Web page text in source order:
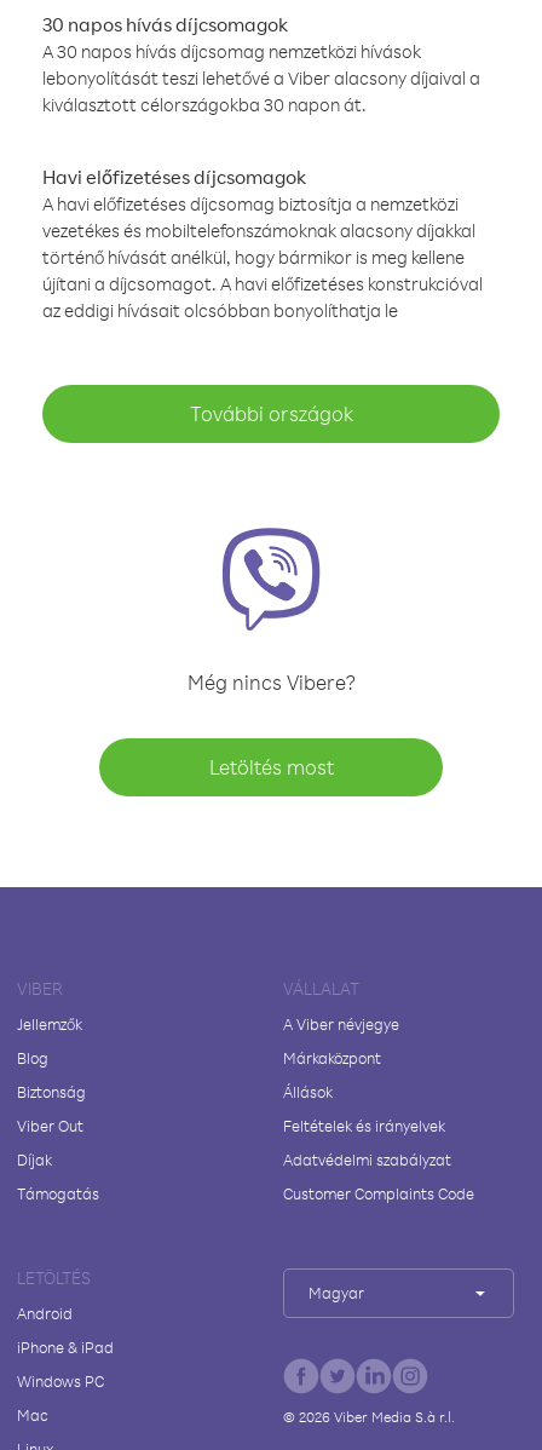
30 napos hívás díjcsomagok
A 30 napos hívás díjcsomag nemzetközi hívások
lebonyolítását teszi lehetővé a Viber alacsony díjaival a
kiválasztott célországokba 30 napon át.
Havi előfizetéses díjcsomagok
A havi előfizetéses díjcsomag biztosítja a nemzetközi
vezetékes és mobiltelefonszámoknak alacsony díjakkal
történő hívását anélkül, hogy bármikor is meg kellene
újítani a díjcsomagot. A havi előfizetéses konstrukcióval
az eddigi hívásait olcsóbban bonyolíthatja le
További országok
Még nincs Vibere?
Letöltés most
VIBER
Jellemzők
Blog
Biztonság
Viber Out
Díjak
Támogatás
VÁLLALAT
A Viber névjegye
Márkaközpont
Állások
Feltételek és irányelvek
Adatvédelmi szabályzat
Customer Complaints Code
LETÖLTÉS
Android
iPhone & iPad
Windows PC
Mac
Magyar
© 2026Viber Media S.à r.l.